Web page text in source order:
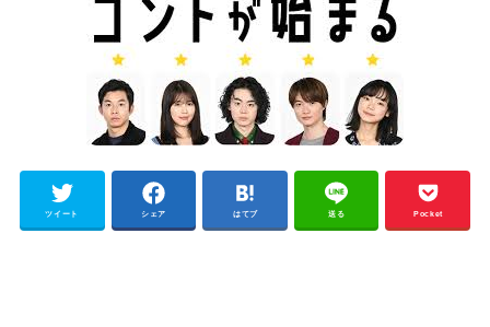
ツイート シェア はてブ 送る Pocket